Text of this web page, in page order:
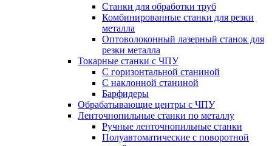
Станки для обработки труб
Комбинированные станки для резки
металла
Оптоволоконный лазерный станок для
резки металла
Токарные станки с ЧПУ
С горизонтальной станиной
С наклонной станиной
Барфидеры
Обрабатывающие центры с ЧПУ
Ленточнопильные станки по металлу
Ручные ленточнопильные станки
Полуавтоматические с поворотной